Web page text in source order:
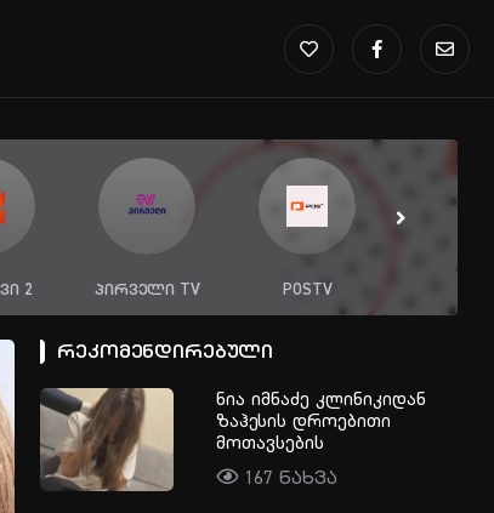
TV POSTV პირველი არხი
რეკომენდირებული
ნია იმნაძე კლინიკიდან
ზაჰესის დროებითი
მოთავსების
იზოლატორში
გადაიყვანეს
167 ნახვა